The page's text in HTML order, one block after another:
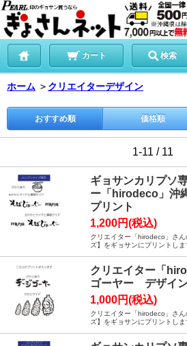
カート 検索
ホーム ＞ クリエイターデザイン
おすすめ順 価格順
1-11 / 11
ギョサンカリプソ
ー「hirodeco」沖
プリント
1,200円(税込)
クリエイター「hirodeco」さ
ズ】をギョサンにプリントしま
クリエイター「
ゴーヤー デザイ
1,000円(税込)
クリエイター「hirodeco」さ
ズ】をギョサンにプリントしま